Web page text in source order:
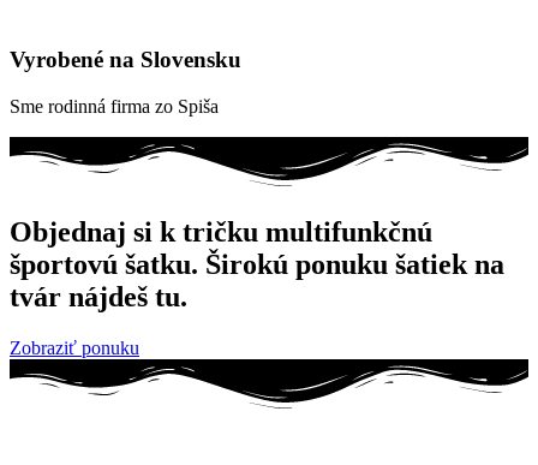
Vyrobené na Slovensku
Sme rodinná firma zo Spiša
Objednaj si k tričku multifunkčnú
športovú šatku. Širokú ponuku šatiek na
tvár nájdeš tu.
Zobraziť ponuku